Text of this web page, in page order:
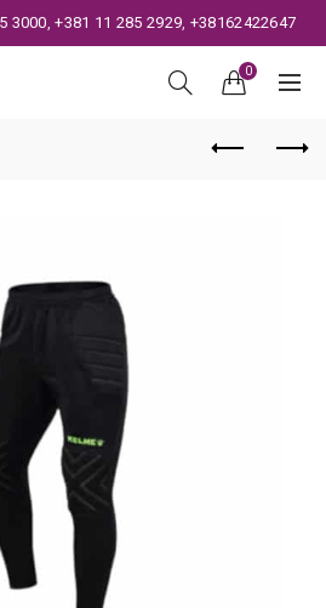
3000,+381 11 285 2929, +38162422647
0